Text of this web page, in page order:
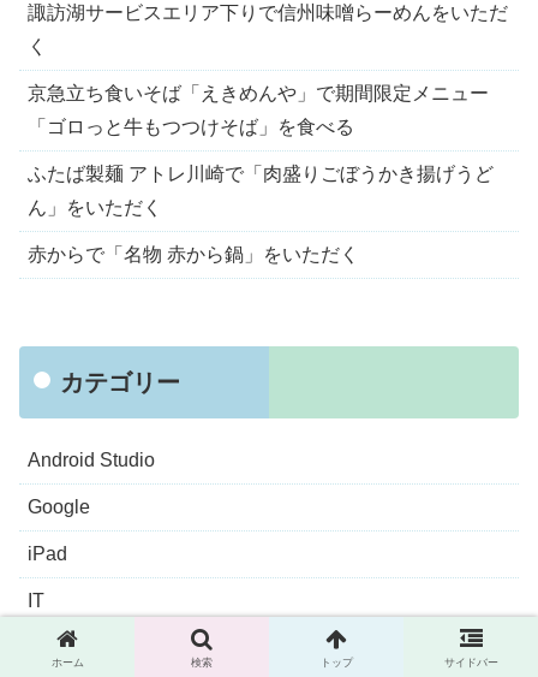
諏訪湖サービスエリア下りで信州味噌らーめんをいただ
く
京急立ち食いそば「えきめんや」で期間限定メニュー
「ゴロっと牛もつつけそば」を食べる
ふたば製麺 アトレ川崎で「肉盛りごぼうかき揚げうど
ん」をいただく
赤からで「名物 赤から鍋」をいただく
カテゴリー
Android Studio
Google
iPad
IT
IT入門
ホーム 検索 トップ サイドバー